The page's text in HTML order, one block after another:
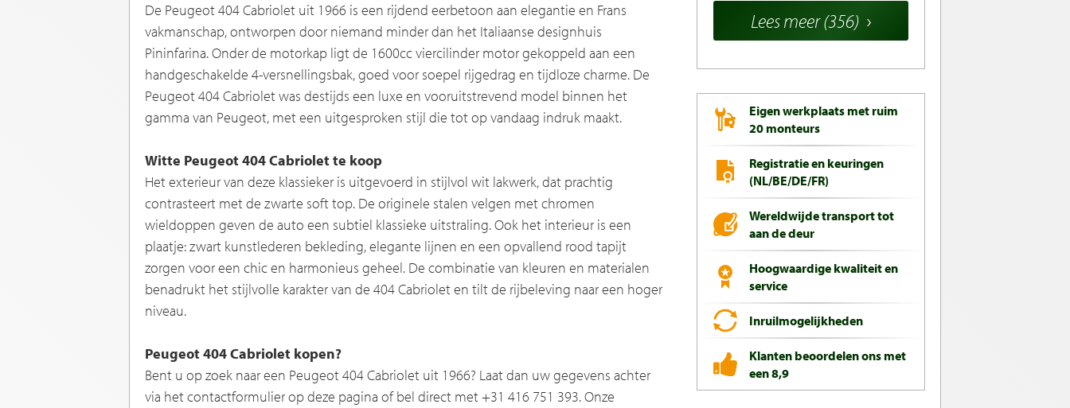
De Peugeot 404 Cabriolet uit 1966 is een rijdend eerbetoon aan elegantie en Frans
vakmanschap, ontworpen door niemand minder dan het Italiaanse designhuis
Pininfarina. Onder de motorkap ligt de 1600cc viercilinder motor gekoppeld aan een
handgeschakelde 4-versnellingsbak, goed voor soepel rijgedrag en tijdloze charme. De
Peugeot 404 Cabriolet was destijds een luxe en vooruitstrevend model binnen het
gamma van Peugeot, met een uitgesproken stijl die tot op vandaag indruk maakt.
Witte Peugeot 404 Cabriolet te koop
Het exterieur van deze klassieker is uitgevoerd in stijlvol wit lakwerk, dat prachtig
contrasteert met de zwarte soft top. De originele stalen velgen met chromen
wieldoppen geven de auto een subtiel klassieke uitstraling. Ook het interieur is een
plaatje: zwart kunstlederen bekleding, elegante lijnen en een opvallend rood tapijt
zorgen voor een chic en harmonieus geheel. De combinatie van kleuren en materialen
benadrukt het stijlvolle karakter van de 404 Cabriolet en tilt de rijbeleving naar een hoger
niveau.
Peugeot 404 Cabriolet kopen?
Bent u op zoek naar een Peugeot 404 Cabriolet uit 1966? Laat dan uw gegevens achter
via het contactformulier op deze pagina of bel direct met +31 416 751 393. Onze
Lees meer (356)
Eigen werkplaats met ruim
20 monteurs
Registratie en keuringen
(NL/BE/DE/FR)
Wereldwijde transport tot
aan de deur
Hoogwaardige kwaliteit en
service
Inruilmogelijkheden
Klanten beoordelen ons met
een 8,9